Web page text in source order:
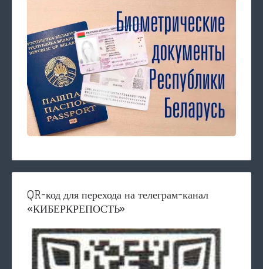
QR-код для перехода на телеграм-канал
«КИБЕРКРЕПОСТЬ»